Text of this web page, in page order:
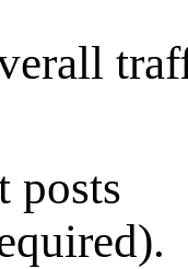
posts